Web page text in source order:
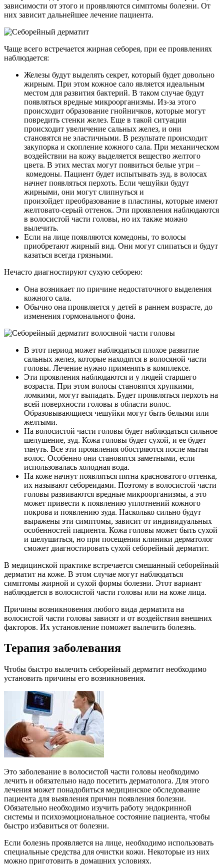
зависимости от этого и проявляются симптомы болезни. От
них зависит дальнейшее лечение пациента.
Чаще всего встречается жирная себорея, при ее проявлениях
наблюдается:
Железы будут выделять секрет, который будет довольно
жирным. При этом кожное сало является идеальным
местом для развития бактерий. В таком случае будут
появляться вредные микроорганизмы. Из-за этого
происходит образование гнойничков, которые могут
повредить стенки желез. Еще в такой ситуации
происходит увеличение сальных желез, и они
становятся не эластичными. В результате происходит
закупорка и скопление кожного сала. При механическом
воздействии на кожу выделяется вещество желтого
цвета. В этих местах могут появиться белые угри –
комедоны. Пациент будет испытывать зуд, в волосах
начнет появляться перхоть. Если чешуйки будут
жирными, они могут слипнуться и
произойдет преобразование в пластины, которые имеют
желтовато-серый оттенок. Эти проявления наблюдаются
в волосистой части головы, но их также можно
вылечить.
Если на лице появляются комедоны, то волосы
приобретают жирный вид. Они могут слипаться и будут
казаться всегда грязными.
Нечасто диагностируют сухую себорею:
Она возникает по причине недостаточного выделения
кожного сала.
Обычно она проявляется у детей в раннем возрасте, до
изменения гормонального фона.
В этот период может наблюдаться плохое развитие
сальных желез, которые находятся в волосяной части
головы. Лечение нужно применять в комплексе.
Эти проявления наблюдаются и у людей старшего
возраста. При этом волосы становятся хрупкими,
ломкими, могут выпадать. Будет проявляться перхоть на
всей поверхности головы в области волос.
Образовывающиеся чешуйки могут быть белыми или
желтыми.
На волосистой части головы будет наблюдаться сильное
шелушение, зуд. Кожа головы будет сухой, и ее будет
тянуть. Все эти проявления обостряются после мытья
волос. Особенно они становятся заметными, если
использовалась холодная вода.
На коже начнут появляться пятна красноватого оттенка,
их называют себореидами. Поэтому в волосистой части
головы развиваются вредные микроорганизмы, а это
может привести к появлению уплотнений кожного
покрова и появлению зуда. Насколько сильно будут
выражены эти симптомы, зависит от индивидуальных
особенностей пациента. Кожа головы может быть сухой
и шелушиться, но при посещении клиники дерматолог
сможет диагностировать сухой себорейный дерматит.
В медицинской практике встречается смешанный себорейный
дерматит на коже. В этом случае могут наблюдаться
симптомы жирной и сухой формы болезни. Этот вариант
наблюдается в волосистой части головы или на коже лица.
Причины возникновения любого вида дерматита на
волосистой части головы зависят и от воздействия внешних
факторов. Их установление поможет вылечить болезнь.
Терапия заболевания
Чтобы быстро вылечить себорейный дерматит необходимо
установить причины его возникновения.
Это заболевание в волосистой части головы необходимо
лечить и обязательно надо посетить дерматолога. Для этого
лечения может понадобиться медицинское обследование
пациента для выявления причин появления болезни.
Обязательно необходимо изучить работу эндокринной
системы и психоэмоциональное состояние пациента, чтобы
быстро избавиться от болезни.
Если болезнь проявляется на лице, необходимо использовать
специальные средства для очистки кожи. Некоторые из них
можно приготовить в домашних условиях.